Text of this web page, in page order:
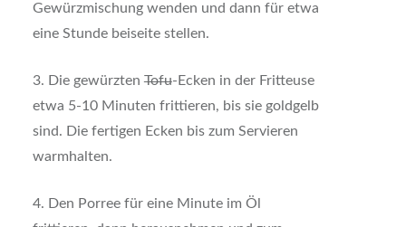
Gewürzmischung wenden und dann für etwa
eine Stunde beiseite stellen.
3. Die gewürztenTofu-Ecken in der Fritteuse
etwa 5-10 Minuten frittieren, bis sie goldgelb
sind. Die fertigen Ecken bis zum Servieren
warmhalten.
4. Den Porree für eine Minute im Öl